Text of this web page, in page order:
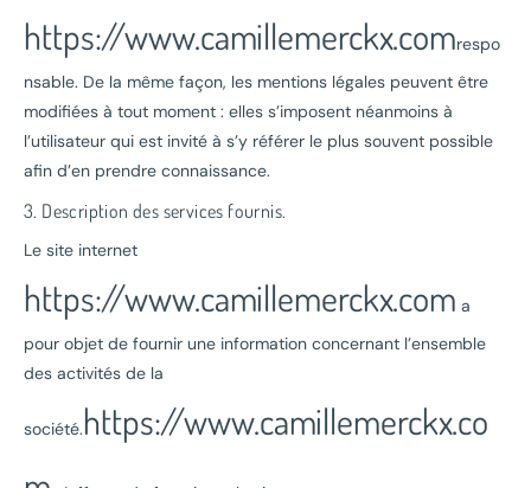
https://www.camillemerckx.comrespo
nsable. De la même façon, les mentions légales peuvent être
modifiées à tout moment : elles s’imposent néanmoins à
l’utilisateur qui est invité à s’y référer le plus souvent possible
afin d’en prendre connaissance.
3. Description des services fournis.
Le site internet
https://www.camillemerckx.com a
pour objet de fournir une information concernant l’ensemble
des activités de la
société.https://www.camillemerckx.co